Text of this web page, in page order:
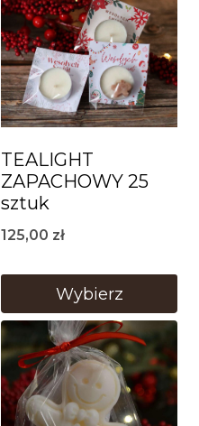
TEALIGHT
ZAPACHOWY 25
sztuk
125,00 zł
Wybierz